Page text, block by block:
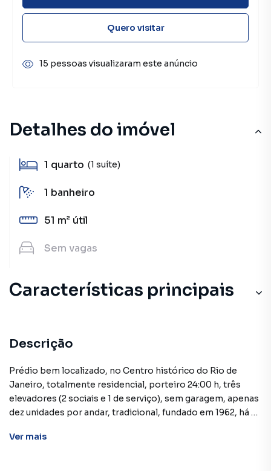
Detalhes do imóvel
1 quarto (1 suíte)
1 banheiro
51 m² útil
Sem vagas
Características principais
Descrição
Prédio bem localizado, no Centro histórico do Rio de
Janeiro, totalmente residencial, porteiro 24:00 h, três
elevadores (2 sociais e 1 de serviço), sem garagem, apenas
dez unidades por andar, tradicional, fundado em 1962, há 63
Apartamento, andar médio, sol da tarde, fundos,
Ver mais
Quero visitar
15 pessoas visualizaram este anúncio